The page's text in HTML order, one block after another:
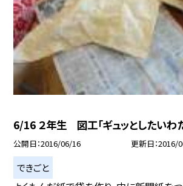
6/16 ２年生 図工「ギュッとしたいわ
公開日 2016/06/16 更新日 2016/
できごと